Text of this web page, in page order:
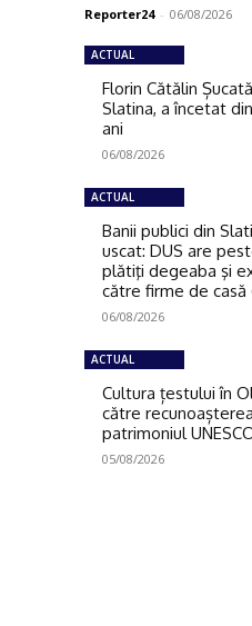
Reporter24 - 06/08/2026
ACTUAL
Florin Cătălin
Slatina, a încetat
ani
06/08/2026
ACTUAL
Banii publici din
uscat: DUS are
plătiţi degeaba şi
către firme de casă
06/08/2026
ACTUAL
Cultura țestului în
către
patrimoniul
05/08/2026